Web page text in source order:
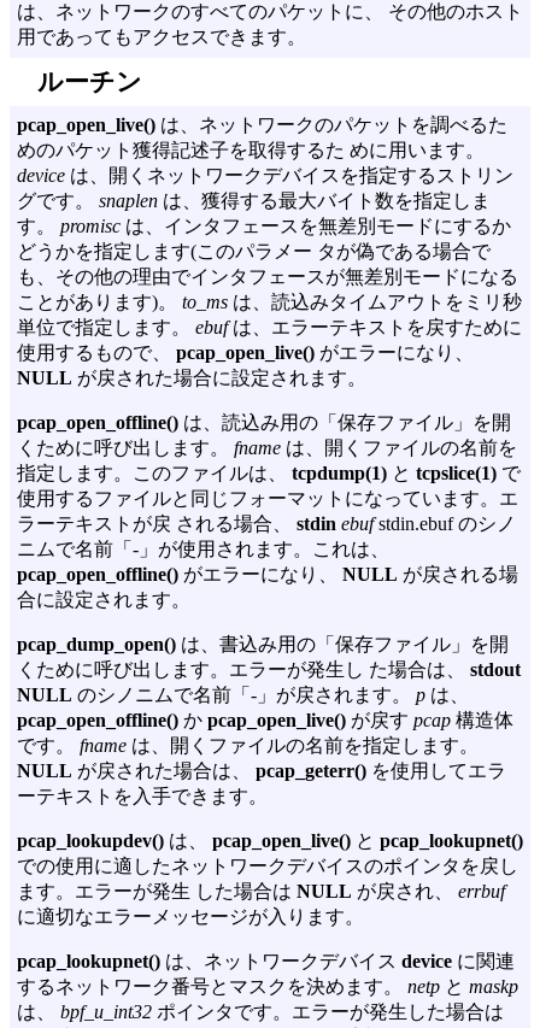
は、ネットワークのすべてのパケットに、 その他のホスト
用であってもアクセスできます。
ルーチン
pcap_open_live() は、ネットワークのパケットを調べるた
めのパケット獲得記述子を取得するた めに用います。
device は、開くネットワークデバイスを指定するストリン
グです。 snaplen は、獲得する最大バイト数を指定しま
す。 promisc は、インタフェースを無差別モードにするか
どうかを指定します(このパラメー タが偽である場合で
も、その他の理由でインタフェースが無差別モードになる
ことがあります)。 to_ms は、読込みタイムアウトをミリ秒
単位で指定します。 ebufは、エラーテキストを戻すために
使用するもので、 pcap_open_live() がエラーになり、
NULL が戻された場合に設定されます。
pcap_open_offline() は、読込み用の「保存ファイル」を開
くために呼び出します。 fname は、開くファイルの名前を
指定します。このファイルは、 tcpdump(1) と tcpslice(1) で
使用するファイルと同じフォーマットになっています。エ
ラーテキストが戻 される場合、 stdin ebufstdin.ebuf のシノ
ニムで名前「-」が使用されます。これは、
pcap_open_offline() がエラーになり、 NULL が戻される場
合に設定されます。
pcap_dump_open() は、書込み用の「保存ファイル」を開
くために呼び出します。エラーが発生し た場合は、 stdout
NULL のシノニムで名前「-」が戻されます。 p は、
pcap_open_offline() か pcap_open_live() が戻す pcap 構造体
です。 fname は、開くファイルの名前を指定します。
NULL が戻された場合は、 pcap_geterr() を使用してエラ
ーテキストを入手できます。
pcap_lookupdev() は、 pcap_open_live() と pcap_lookupnet()
での使用に適したネットワークデバイスのポインタを戻し
ます。エラーが発生 した場合は NULL が戻され、 errbuf
に適切なエラーメッセージが入ります。
pcap_lookupnet() は、ネットワークデバイス device に関連
するネットワーク番号とマスクを決めます。 netp と maskp
は、 bpf_u_int32 ポインタです。エラーが発生した場合は